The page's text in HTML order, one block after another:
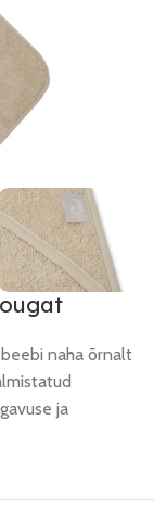
naha õrnalt
ja